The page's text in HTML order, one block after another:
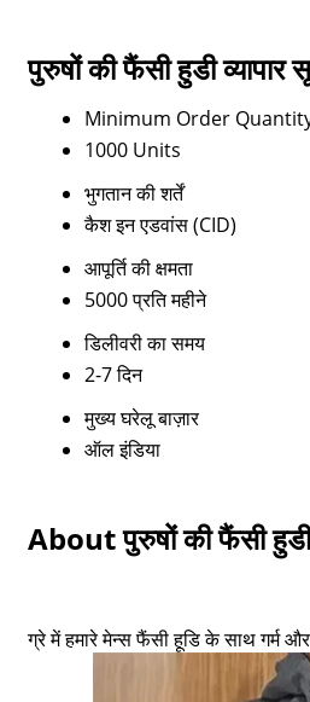
पुरुषों की फैंसी हुडी व्यापार
Minimum Order
1000 Units
भुगतान की शर्तें
कैश इन एडवांस (CID)
आपूर्ति की क्षमता
5000 प्रति महीने
डिलीवरी का समय
2-7 दिन
मुख्य घरेलू बाज़ार
ऑल इंडिया
About पुरुषों की फैंसी हुडी
ग्रे में हमारे मेन्स फैंसी हूडि के साथ गर्म